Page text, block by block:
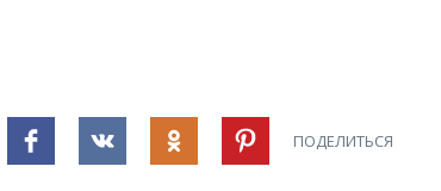
ПОДЕЛИТЬСЯ